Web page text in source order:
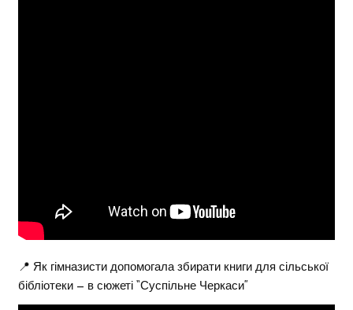
📍 Як гімназисти допомогала збирати книги для сільської
бібліотеки – в сюжеті “Суспільне Черкаси”